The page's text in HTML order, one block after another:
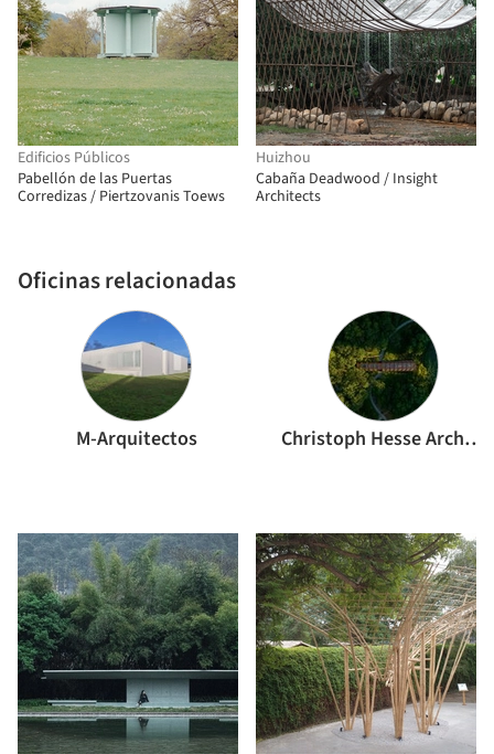
Edificios Públicos
Pabellón de las Puertas
Corredizas / Piertzovanis Toews
Oficinas relacionadas
M-Arquitectos Christoph Hesse Architects
Huizhou
Cabaña Deadwood / Insight
Architects